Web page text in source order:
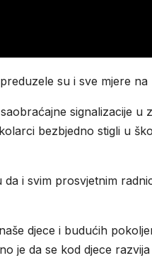
su i sve mjere
signalizacije u
bezbjedno stigli u
i svim prosvjetnim
djece i budućih
je da se kod djece